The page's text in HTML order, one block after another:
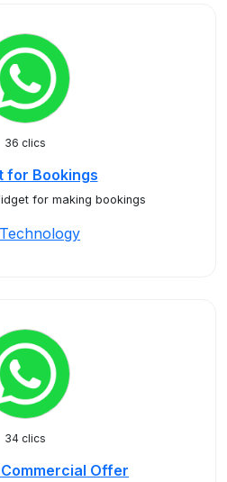
36 clics
for Bookings
for making bookings
34 clics
Offer